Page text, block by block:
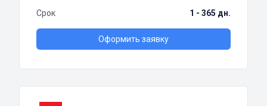
Срок
1 - 365 дн.
Оформить заявку